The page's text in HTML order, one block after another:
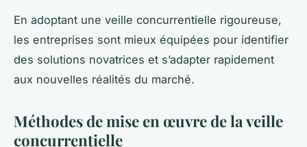
En adoptant une veille concurrentielle rigoureuse,
les entreprises sont mieux équipées pour identifier
des solutions novatrices et s’adapter rapidement
aux nouvelles réalités du marché.
Méthodes de mise en œuvre de la veille
concurrentielle